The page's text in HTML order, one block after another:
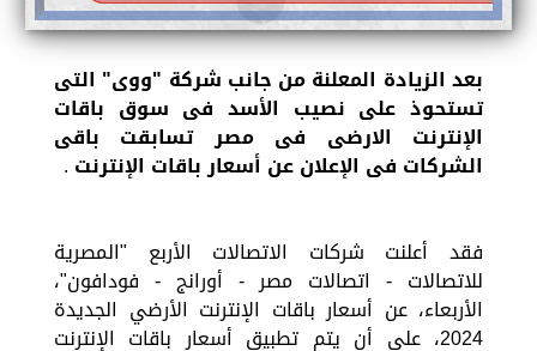
بعد الزيادة المعلنة من جانب شركة "ووى" التى
تستحوذ على نصيب الأسد فى سوق باقات
الإنترنت الارضى فى مصر تسابقت باقى
الشركات فى الإعلان عن أسعار باقات الإنترنت .
فقد أعلنت شركات الاتصالات الأربع "المصرية
للاتصالات - اتصالات مصر - أورانج - فودافون"،
الأربعاء، عن أسعار باقات الإنترنت الأرضي الجديدة
2024، على أن يتم تطبيق أسعار باقات الإنترنت